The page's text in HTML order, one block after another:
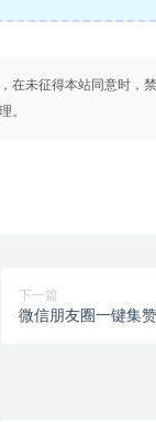
未征得本站同意时，
。
下一篇
微信朋友圈一键集